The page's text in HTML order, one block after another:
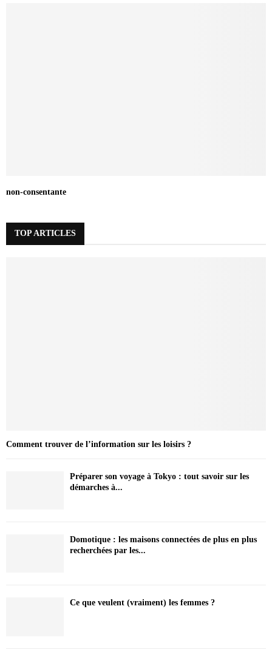
non-consentante
TOP ARTICLES
Comment trouver de l’information sur les loisirs ?
Préparer son voyage à Tokyo : tout savoir sur les
démarches à...
Domotique : les maisons connectées de plus en plus
recherchées par les...
Ce que veulent (vraiment) les femmes ?